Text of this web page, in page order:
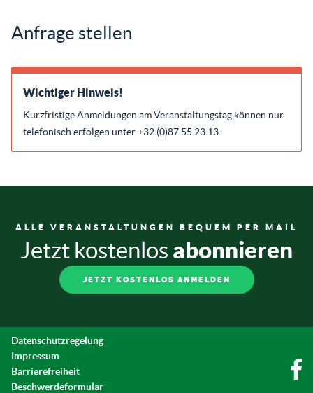
Anfrage stellen
Wichtiger Hinweis!
Kurzfristige Anmeldungen am Veranstaltungstag können nur
telefonisch erfolgen unter +32 (0)87 55 23 13.
ALLE VERANSTALTUNGEN BEQUEM PER MAIL
Jetzt kostenlos abonnieren
JETZT KOSTENLOS ANMELDEN
Datenschutzregelung
Impressum
Barrierefreiheit
Beschwerdeformular